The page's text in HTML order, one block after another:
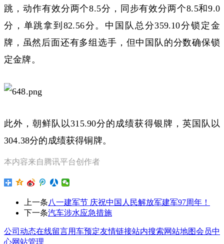
跳，动作有效分两个8.5分，同步有效分两个8.5和9.0
分，单跳拿到82.56分。中国队总分359.10分锁定金
牌，虽然后面还有多组选手，但中国队的分数确保锁
定金牌。
此外，朝鲜队以315.90分的成绩获得银牌，英国队以
304.38分的成绩获得铜牌。
本内容来自腾讯平台创作者
上一条八一建军节 庆祝中国人民解放军建军97周年！
下一条汽车涉水应急措施
公司动态在线留言用车预定友情链接站内搜索网站地图会员中
心网站管理